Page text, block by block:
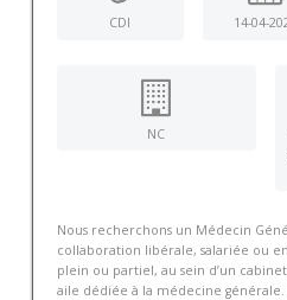
CDI 14-04-
NC
Nous recherchons un Médecin
collaboration libérale, salariée ou
plein ou partiel, au sein d’un
aile dédiée à la médecine